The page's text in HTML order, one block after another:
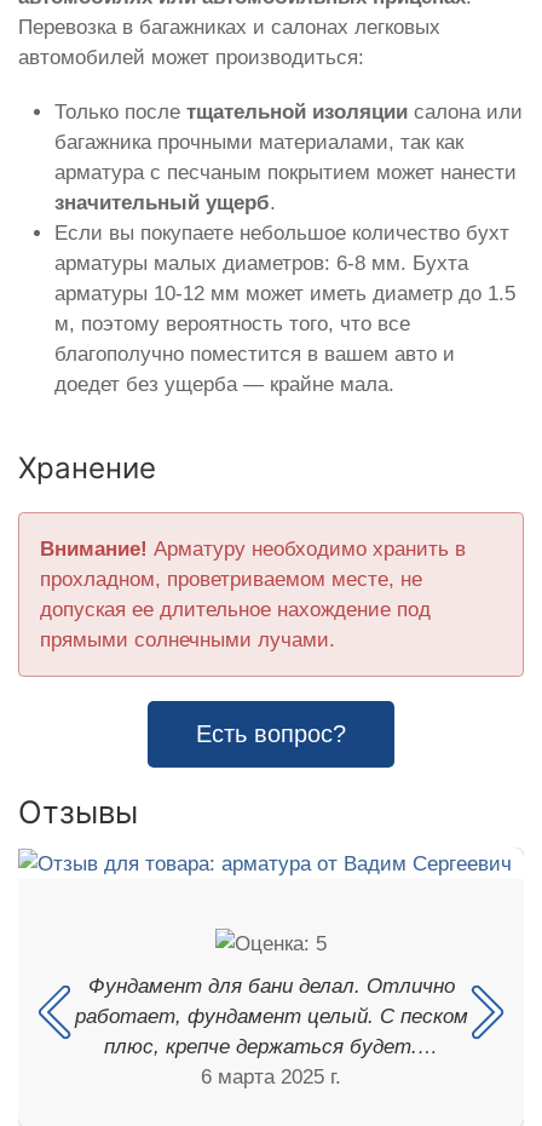
Перевозка в багажниках и салонах легковых
автомобилей может производиться:
Только после тщательной изоляции салона или
багажника прочными материалами, так как
арматура с песчаным покрытием может нанести
значительный ущерб.
Если вы покупаете небольшое количество бухт
арматуры малых диаметров: 6-8 мм. Бухта
арматуры 10-12 мм может иметь диаметр до 1.5
м, поэтому вероятность того, что все
благополучно поместится в вашем авто и
доедет без ущерба — крайне мала.
Хранение
Внимание! Арматуру необходимо хранить в
прохладном, проветриваемом месте, не
допуская ее длительное нахождение под
прямыми солнечными лучами.
Есть вопрос?
Отзывы
Фундамент для бани делал. Отлично
работает, фундамент целый. С песком
плюс, крепче держаться будет.…
6 марта 2025 г.